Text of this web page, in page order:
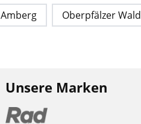
Amberg Oberpfälzer Wald
Unsere Marken